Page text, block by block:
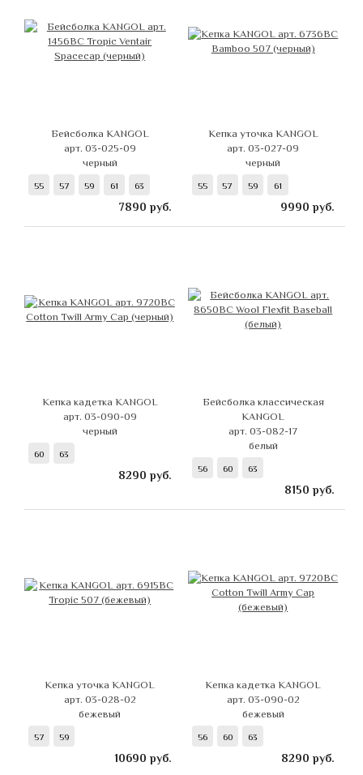
Бейсболка KANGOL
арт. 03-025-09
черный
55 57 59 61 63
7890 руб.
Кепка уточка KANGOL
арт. 03-027-09
черный
55 57 59 61
9990 руб.
Кепка кадетка KANGOL
арт. 03-090-09
черный
60 63
8290 руб.
Бейсболка классическая
KANGOL
арт. 03-082-17
белый
56 60 63
8150 руб.
Кепка уточка KANGOL
арт. 03-028-02
бежевый
57 59
10690 руб.
Кепка кадетка KANGOL
арт. 03-090-02
бежевый
56 60 63
8290 руб.